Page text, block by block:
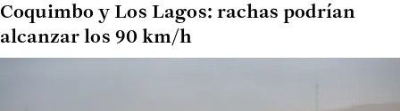
Coquimbo y Los Lagos: rachas podrían
alcanzar los 90 km/h